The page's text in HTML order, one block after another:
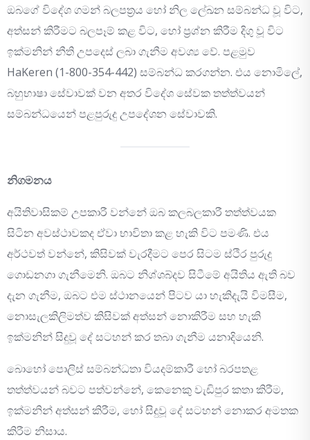
ඔබගේ විදේශ ගමන් බලපත්‍රය හෝ නිල ලේඛන සම්බන්ධ වූ විට,
අත්සන් කිරීමට බලපෑම් කළ විට, හෝ ප්‍රශ්න කිරීම දිගු වූ විට
ඉක්මනින් නීති උපදෙස් ලබා ගැනීම අවශ්‍ය වේ. පළමුව
HaKeren (1-800-354-442) සම්බන්ධ කරගන්න. එය නොමිලේ,
බහුභාෂා සේවාවක් වන අතර විදේශ සේවක තත්ත්වයන්
සම්බන්ධයෙන් පළපුරුදු උපදේශන සේවාවකි.
නිගමනය
අයිතිවාසිකම් උපකාරී වන්නේ ඔබ කලබලකාරී තත්ත්වයක
සිටින අවස්ථාවකද ඒවා භාවිතා කළ හැකි විට පමණි. එය
අර්ථවත් වන්නේ, කිසිවක් වැරදීමට පෙර සිටම ස්ථිර පුරුදු
ගොඩනගා ගැනීමෙනි. ඔබට නිශ්ශබ්දව සිටීමේ අයිතිය ඇති බව
දැන ගැනීම, ඔබට එම ස්ථානයෙන් පිටව යා හැකිදැයි විමසීම,
නොසැලකිලිමත්ව කිසිවක් අත්සන් නොකිරීම සහ හැකි
ඉක්මනින් සිදුවූ දේ සටහන් කර තබා ගැනීම යනාදියෙනි.
බොහෝ පොලිස් සම්බන්ධතා වියදම්කාරී හෝ බරපතළ
තත්ත්වයන් බවට පත්වන්නේ, කෙනෙකු වැඩිපුර කතා කිරීම,
ඉක්මනින් අත්සන් කිරීම, හෝ සිදුවූ දේ සටහන් නොකර අමතක
කිරීම නිසාය.